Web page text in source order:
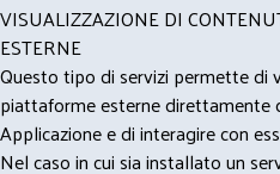
VISUALIZZAZIONE DI
ESTERNE
Questo tipo di servizi permette di
piattaforme esterne direttamente
Applicazione e di interagire con
Nel caso in cui sia installato un